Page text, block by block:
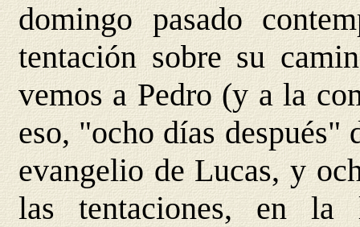
domingo pasado
tentación sobre su
vemos a Pedro (y a la
eso, "ocho días después"
evangelio de Lucas, y
las tentaciones, en